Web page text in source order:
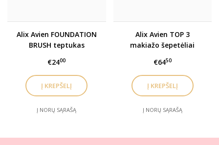
Alix Avien FOUNDATION
BRUSH teptukas
€2400
Į NORŲ SĄRAŠĄ
Alix Avien TOP 3
makiažo šepetėliai
€6450
Į NORŲ SĄRAŠĄ